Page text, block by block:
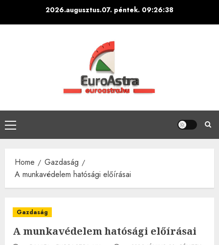
2026.augusztus.07. péntek. 09:26:39
Primary
Menu
Home
Gazdaság
A munkavédelem hatósági előírásai
Gazdaság
A munkavédelem hatósági előírásai